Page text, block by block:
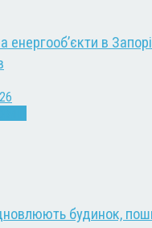
енергооб’єкти в
будинок,